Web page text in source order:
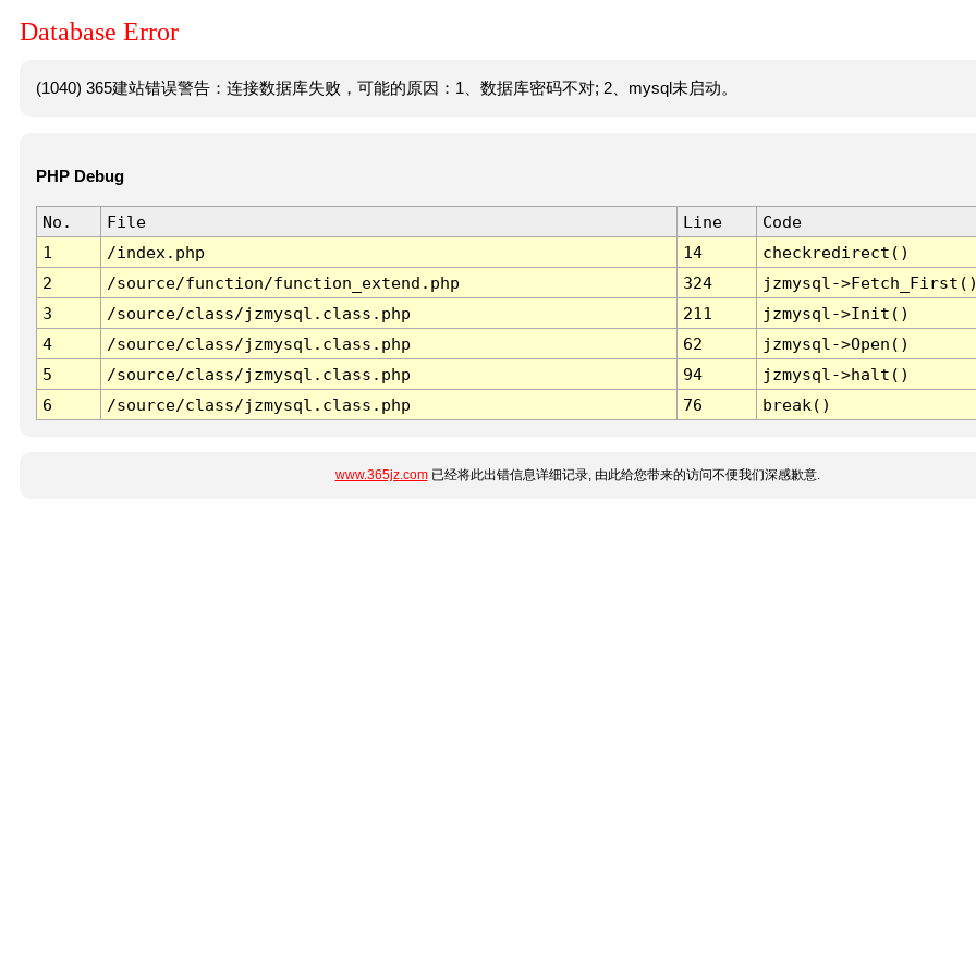
Database Error
(1040) 365建站错误警告：连接数据库失败，可能的原因：1、数据库密码不对; 2、mysql未启动。
PHP Debug
No. File Line
Code
1
/index.php 14
checkredirect()
2
/source/function/function_extend.php 324
jzmysql-
3
/source/class/jzmysql.class.php 211
jzmysql->Init()
4
/source/class/jzmysql.class.php 62
jzmysql->Open()
5
/source/class/jzmysql.class.php 94
jzmysql->halt()
6
/source/class/jzmysql.class.php 76 break()
www.365jz.com已经将此出错信息详细记录, 由此给您带来的访问不便我们深感歉意.